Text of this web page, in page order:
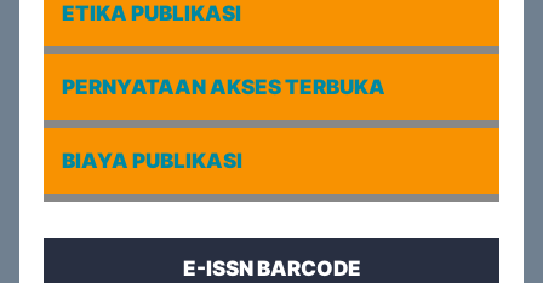
ETIKA PUBLIKASI
PERNYATAAN AKSES TERBUKA
BIAYA PUBLIKASI
E-ISSN BARCODE